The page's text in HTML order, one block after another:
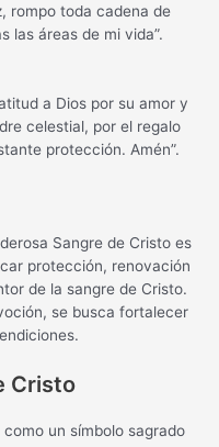
rompo toda cadena de
las áreas de mi vida”.
a Dios por su amor y
celestial, por el regalo
protección. Amén”.
Sangre de Cristo es
protección, renovación
de la sangre de Cristo.
se busca fortalecer
Cristo
un símbolo sagrado